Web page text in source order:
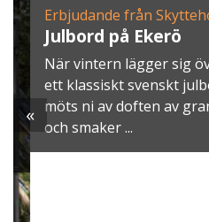
Erbjudande från
Julbord på Ekerö
När vintern lägger sig
ett klassiskt svenskt
möts ni av doften av
och smaker ...
«